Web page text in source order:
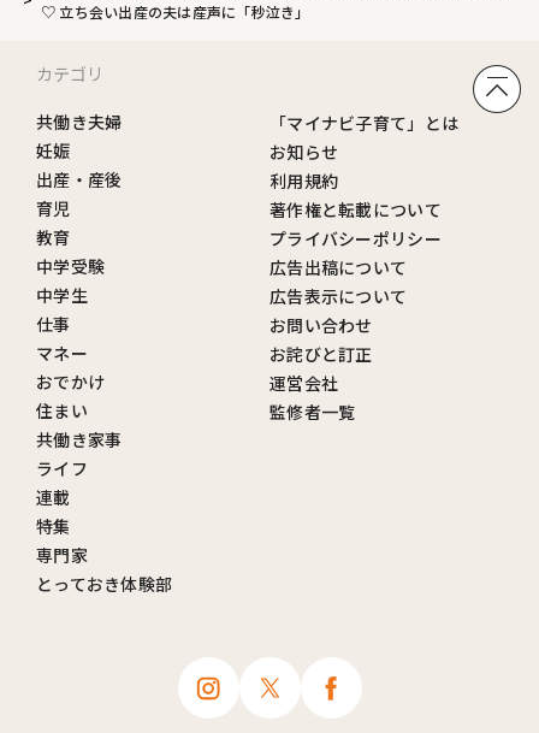
♡ 立ち会い出産の夫は産声に「秒泣き」
カテゴリ
共働き夫婦
妊娠
出産・産後
育児
教育
中学受験
中学生
仕事
マネー
おでかけ
住まい
共働き家事
ライフ
連載
特集
専門家
とっておき体験部
「マイナビ子育て」とは
お知らせ
利用規約
著作権と転載について
プライバシーポリシー
広告出稿について
広告表示について
お問い合わせ
お詫びと訂正
運営会社
監修者一覧